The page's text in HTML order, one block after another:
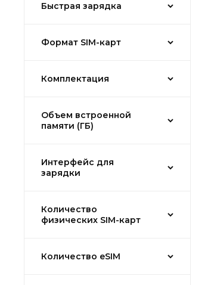
Быстрая зарядка
Формат SIM-карт
Комплектация
Объем встроенной
памяти (ГБ)
Интерфейс для
зарядки
Количество
физических SIM-карт
Количество eSIM